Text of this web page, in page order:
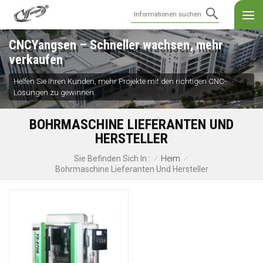
CNCYangsen – Schneller wachsen, mehr
verkaufen
Helfen Sie Ihren Kunden, mehr Projekte mit den richtigen CNC-
Lösungen zu gewinnen.
BOHRMASCHINE LIEFERANTEN UND
HERSTELLER
Sie Befinden Sich In : / Heim /
Bohrmaschine Lieferanten Und Hersteller